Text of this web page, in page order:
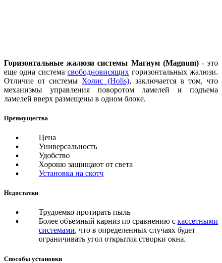
Горизонтальные жалюзи системы Магнум (Magnum)- это
еще одна системасвободновисящих горизонтальных жалюзи.
Отличие от системы Холис (Holis), заключается в том, что
механизмы управления поворотом ламелей и подъема
ламелей вверх размещены в одном блоке.
Преимущества
Цена
Универсальность
Удобство
Хорошо защищают от света
Установка на скотч
Недостатки
Трудоемко протирать пыль
Более объемный карниз по сравнению с кассетными
системами, что в определенных случаях будет
ограничивать угол открытия створки окна.
Способы установки